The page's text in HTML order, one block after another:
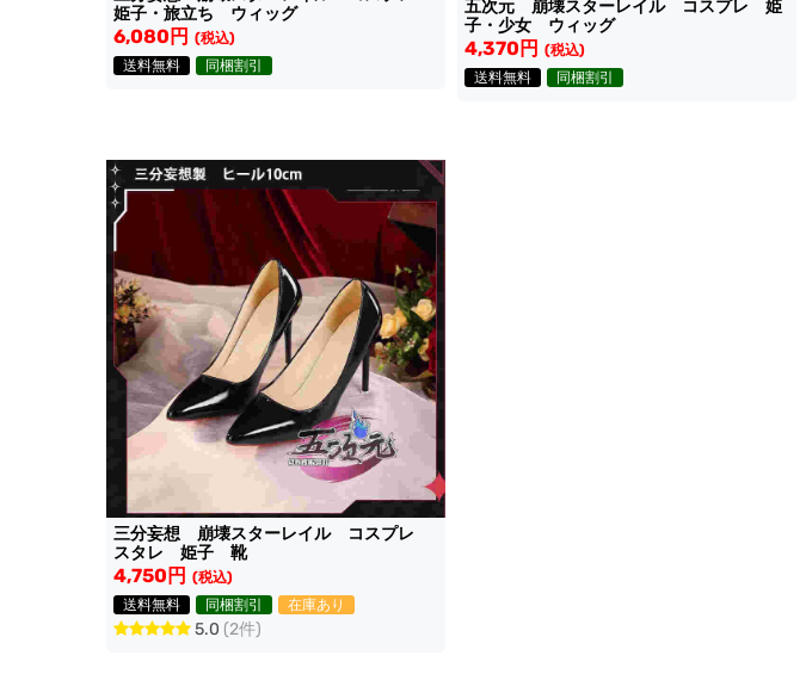
姫子・旅立ち ウィッグ
6,080円 (税込)
送料無料
同梱割引
五次元 崩壊スターレイル コスプレ 姫
子・少女 ウィッグ
4,370円 (税込)
送料無料
同梱割引
三分妄想 崩壊スターレイル コスプレ
スタレ 姫子 靴
4,750円 (税込)
送料無料
同梱割引 在庫あり
5.0 (2件)